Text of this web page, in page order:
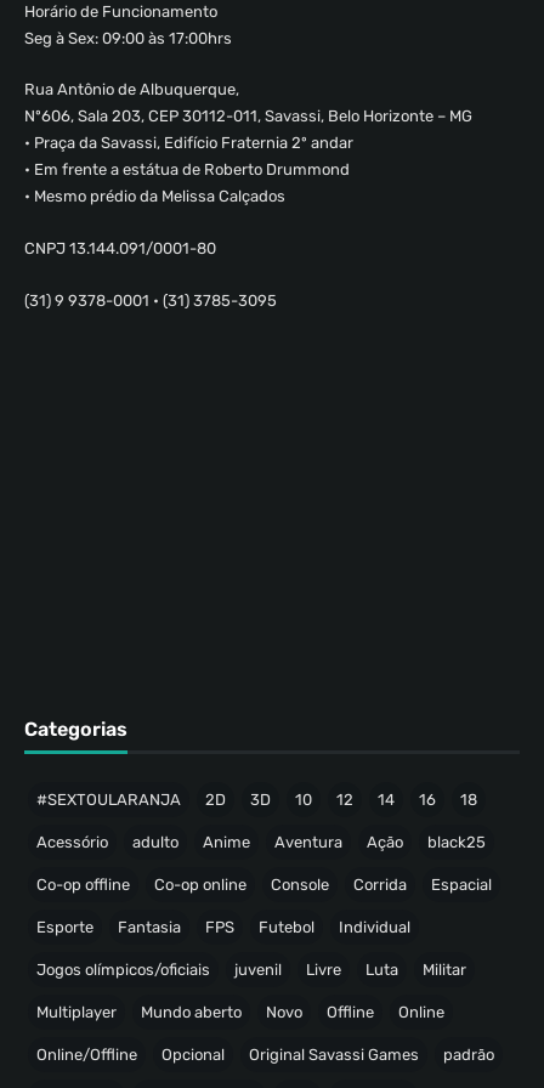
Horário de Funcionamento
Seg à Sex: 09:00 às 17:00hrs
Rua Antônio de Albuquerque,
Nº606, Sala 203, CEP 30112-011, Savassi, Belo Horizonte – MG
• Praça da Savassi, Edifício Fraternia 2º andar
• Em frente a estátua de Roberto Drummond
• Mesmo prédio da Melissa Calçados
CNPJ 13.144.091/0001-80
(31) 9 9378-0001 • (31) 3785-3095
Categorias
#SEXTOULARANJA 2D 3D 10 12 14 16 18
Acessório adulto Anime Aventura Ação black25
Co-op offline Co-op online Console Corrida Espacial
Esporte Fantasia FPS Futebol Individual
Jogos olímpicos/oficiais juvenil Livre Luta Militar
Multiplayer Mundo aberto Novo Offline Online
Online/Offline Opcional Original Savassi Games padrão